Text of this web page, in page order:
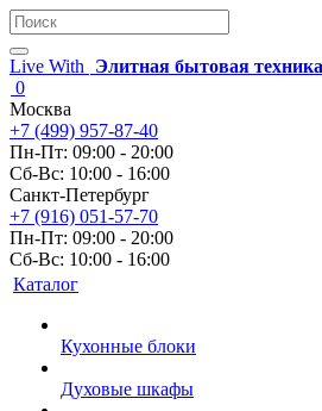
Live With
Элитная бытовая
0
Москва
+7 (499) 957-87-40
Пн-Пт: 09:00 - 20:00
Сб-Вс: 10:00 - 16:00
Санкт-Петербург
+7 (916) 051-57-70
Пн-Пт: 09:00 - 20:00
Сб-Вс: 10:00 - 16:00
Каталог
Кухонные блоки
Духовые шкафы